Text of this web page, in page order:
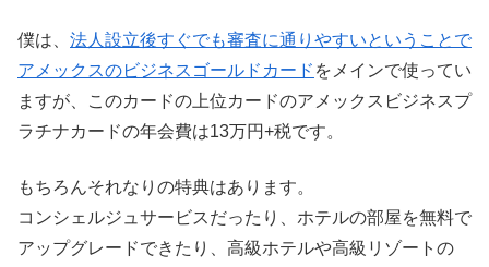
僕は、 法人設立後すぐでも審査に通りやすいということで
アメックスのビジネスゴールドカード をメインで使ってい
ますが、このカードの上位カードのアメックスビジネスプ
ラチナカードの年会費は13万円+税です。
もちろんそれなりの特典はあります。
コンシェルジュサービスだったり、ホテルの部屋を無料で
アップグレードできたり、高級ホテルや高級リゾートの